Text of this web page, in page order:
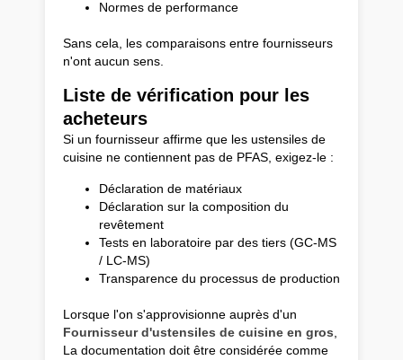
Normes de performance
Sans cela, les comparaisons entre fournisseurs
n'ont aucun sens.
Liste de vérification pour les
acheteurs
Si un fournisseur affirme que les ustensiles de
cuisine ne contiennent pas de PFAS, exigez-le :
Déclaration de matériaux
Déclaration sur la composition du
revêtement
Tests en laboratoire par des tiers (GC-MS
/ LC-MS)
Transparence du processus de production
Lorsque l'on s'approvisionne auprès d'un
Fournisseur d'ustensiles de cuisine en gros,
La documentation doit être considérée comme